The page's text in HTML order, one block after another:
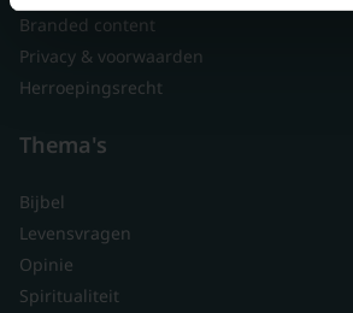
Branded content
Privacy & voorwaarden
Herroepingsrecht
Thema's
Bijbel
Levensvragen
Opinie
Spiritualiteit